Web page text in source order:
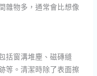
雜物多，通常會比想像
括窗溝堆塵、磁磚縫
等。清潔時除了表面擦